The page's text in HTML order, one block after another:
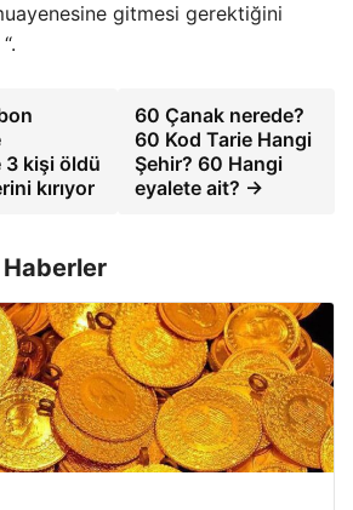
gitmesi gerektiğini
3 kişi öldü
kırıyor
60 Çanak nerede?
60 Kod Tarie Hangi
Şehir? 60 Hangi
eyalete ait? →